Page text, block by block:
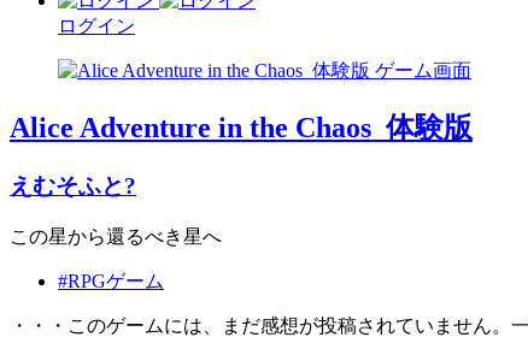
ログイン
Alice Adventure in the Chaos_体験版
えむそふと?
この星から還るべき星へ
#RPGゲーム
・・・このゲームには、まだ感想が投稿されていません。